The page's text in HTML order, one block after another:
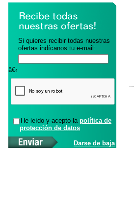
Si quieres recibir todas nuestras
ofertas indícanos tu e-mail:
â€‹
He leído y acepto la política de
protección de datos
Darse de baja